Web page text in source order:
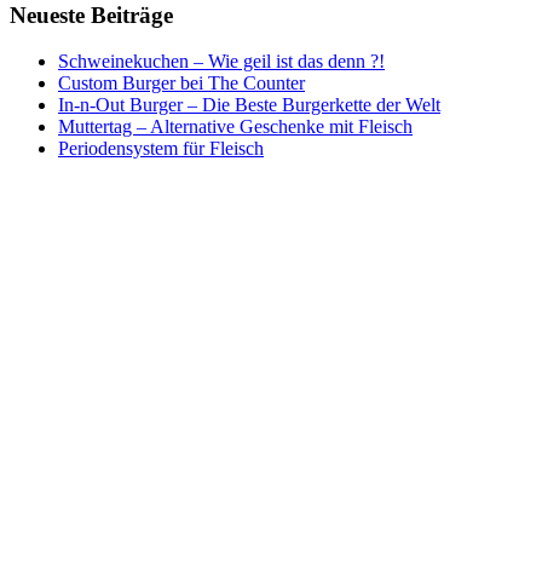
Neueste Beiträge
Schweinekuchen – Wie geil ist das denn ?!
Custom Burger bei The Counter
In-n-Out Burger – Die Beste Burgerkette der Welt
Muttertag – Alternative Geschenke mit Fleisch
Periodensystem für Fleisch